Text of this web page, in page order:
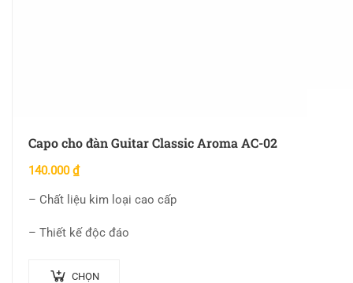
Capo cho đàn Guitar Classic Aroma AC-02
140.000₫
– Chất liệu kim loại cao cấp
– Thiết kế độc đáo
CHỌN